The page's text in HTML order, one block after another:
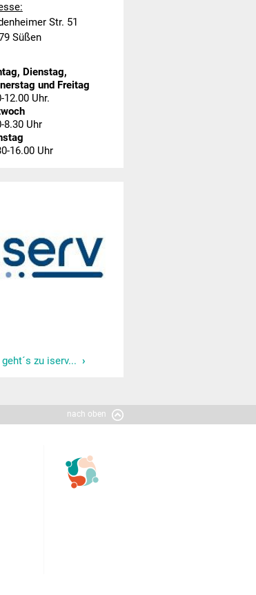
Str. 51
Süßen
Dienstag,
und Freitag
12.00 Uhr.
8.30 Uhr
16.00 Uhr
zu iserv...
nach oben